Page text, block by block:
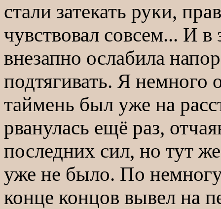
стали затекать руки,
чувствовал совсем... И
внезапно ослабила
подтягивать. Я немного
таймень был уже на
рванулась ещё раз,
последних сил, но тут
уже не было. По немногу
конце концов вывел на